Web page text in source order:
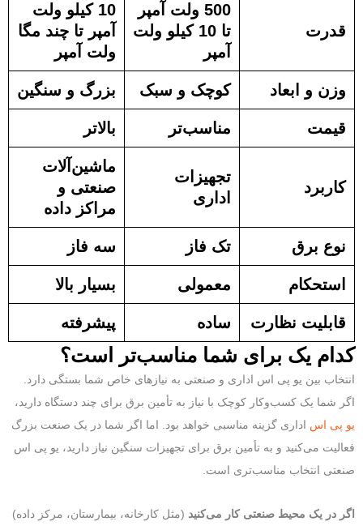
قدرت
500 ولت آمپر
تا 10 کیلو ولت
آمپر
10 کیلو ولت
آمپر تا چند مگا
ولت آمپر
وزن و ابعاد کوچک و سبک بزرگ و سنگین
قیمت مناسب‌تر بالاتر
کاربرد
تجهیزات
اداری
ماشین‌آلات
صنعتی و
مراکز داده
نوع برق تک فاز سه فاز
استحکام معمولی بسیار بالا
قابلیت نظارت ساده پیشرفته
کدام یک برای شما مناسب‌تر است؟
انتخاب بین یو پی اس اداری و صنعتی به نیازهای خاص شما بستگی دارد.
اگر شما یک کسب‌وکار کوچک با نیاز به تأمین برق برای چند دستگاه دارید،
یو پی اس اداری گزینه مناسبی خواهد بود. اما اگر شما در یک صنعت بزرگ
فعالیت می‌کنید و به تأمین برق برای تجهیزات سنگین نیاز دارید، یو پی اس
صنعتی انتخاب مناسب‌تری است.
اگر در یک محیط صنعتی کار می‌کنید (مثل کارخانه، بیمارستان، مرکز داده)